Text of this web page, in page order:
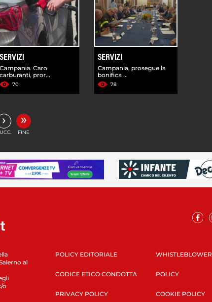
SERVIZI
Campania. Caro
carburanti, pror...
70
SERVIZI
Campania, prosegue la
bonifica ...
78
› »
FINE
al
o
POLICY EDITORIALE
CODICE ETICO CONDOTTA
PRIVACY POLICY
WHISTLEBLOWER
POLICY
COOKIE POLICY